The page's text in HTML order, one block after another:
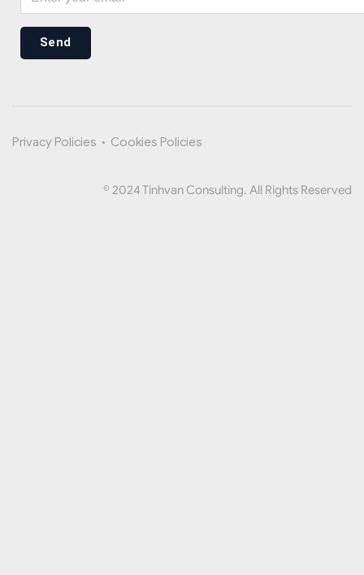
Send
Privacy Policies • Cookies Policies
© 2024 Tinhvan Consulting. All Rights Reserved